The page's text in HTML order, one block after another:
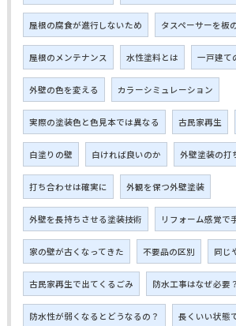
屋根の腐食が進行しないため タスペーサーを板
屋根のメンテナンス 水性塗料とは 一戸建て
外壁の色を変える カラーシミュレーション
実際の塗装色と色見本では異なる 古民家再生
白塗りの壁 白ければ良いのか 外壁塗装の打
打ち合わせは確実に 外観を保つ外壁塗装
外壁を長持ちさせる塗装技術 リフォーム感覚で
家の壁が古くなってきた 不要品の区別 同じ
古民家再生で出てくるごみ 防水工事はなぜ必要？
防水性が弱くなるとどうなるの？ 長くいい状態